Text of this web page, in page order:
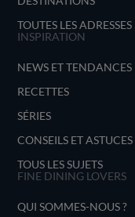
TOUTES LES ADRESSES
INSPIRATION
NEWS ET TENDANCES
RECETTES
SÉRIES
CONSEILS ET ASTUCES
TOUS LES SUJETS
FINE DINING LOVERS
QUI SOMMES-NOUS ?